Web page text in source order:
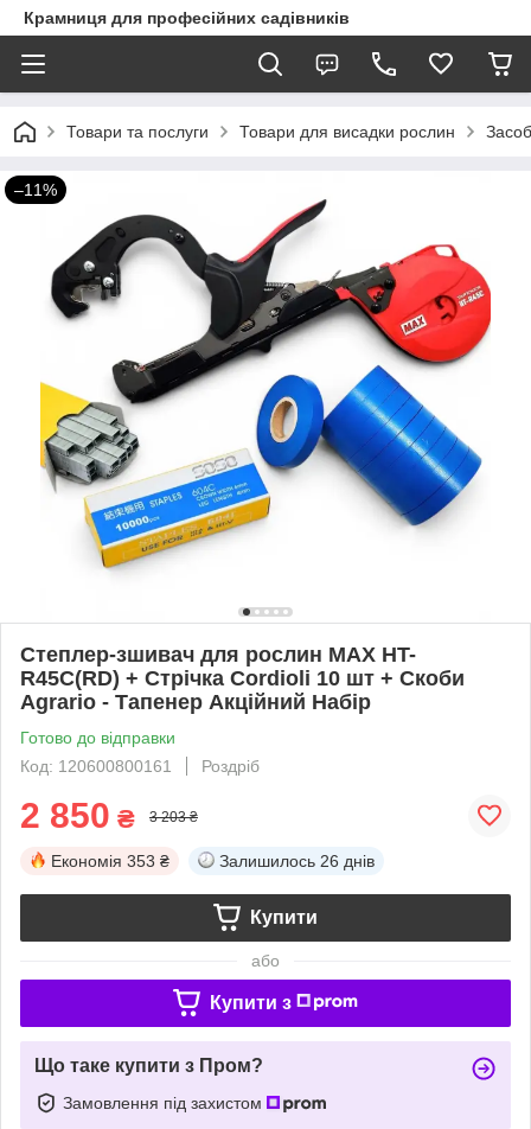
Крамниця для професійних садівників
Товари та послуги Товари для висадки рослин
–11%
Степлер-зшивач для рослин MAX HT-
R45C(RD) + Стрічка Cordioli 10 шт + Скоби
Agrario - Тапенер Акційний Набір
Готово до відправки
Код: 120600800161
Роздріб
2 850 ₴ 3 203 ₴
Економія 353 ₴ Залишилось 26 днів
Купити
або
Купити з
Що таке купити з Пром?
Замовлення під захистом